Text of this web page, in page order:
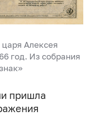
царя Алексея
год. Из собрания
пришла